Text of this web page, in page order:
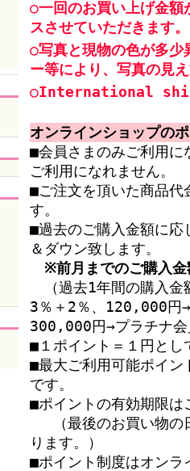
○一回のお買い上げ金
スさせていただきます。
○写真と現物の色が多少
ー等により、写真の見
○International
オンラインショップの
■会員さまのみご利用に
ご利用になれません。
■ご注文を頂いた商品代
す。
■過去のご購入金額に応
＆ダウン致します。
※前月までのご購入
（過去1年間の購入
3％＋2％、120,000円
300,000円→プラチナ会
■１ポイント＝１円とし
■最大ご利用可能ポイン
です。
■ポイントの有効期限は
（最後のお買い物の
ります。）
■ポイント制度はオン